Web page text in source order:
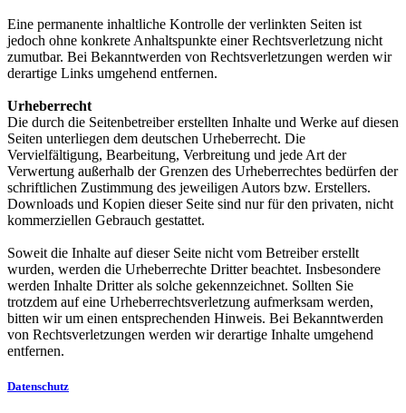
Eine permanente inhaltliche Kontrolle der verlinkten Seiten ist
jedoch ohne konkrete Anhaltspunkte einer Rechtsverletzung nicht
zumutbar. Bei Bekanntwerden von Rechtsverletzungen werden wir
derartige Links umgehend entfernen.
Urheberrecht
Die durch die Seitenbetreiber erstellten Inhalte und Werke auf diesen
Seiten unterliegen dem deutschen Urheberrecht. Die
Vervielfältigung, Bearbeitung, Verbreitung und jede Art der
Verwertung außerhalb der Grenzen des Urheberrechtes bedürfen der
schriftlichen Zustimmung des jeweiligen Autors bzw. Erstellers.
Downloads und Kopien dieser Seite sind nur für den privaten, nicht
kommerziellen Gebrauch gestattet.
Soweit die Inhalte auf dieser Seite nicht vom Betreiber erstellt
wurden, werden die Urheberrechte Dritter beachtet. Insbesondere
werden Inhalte Dritter als solche gekennzeichnet. Sollten Sie
trotzdem auf eine Urheberrechtsverletzung aufmerksam werden,
bitten wir um einen entsprechenden Hinweis. Bei Bekanntwerden
von Rechtsverletzungen werden wir derartige Inhalte umgehend
entfernen.
Datenschutz